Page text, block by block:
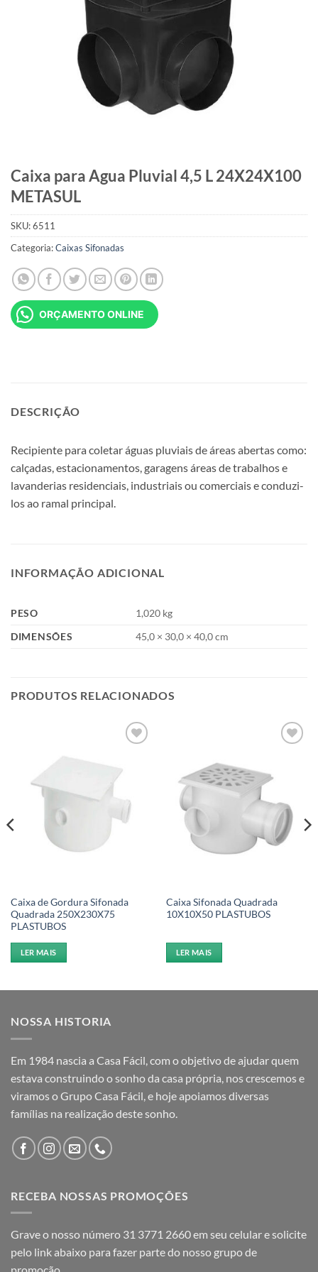
Caixa para Agua Pluvial 4,5 L 24X24X100
METASUL
SKU:6511
Categoria:Caixas Sifonadas
ORÇAMENTO ONLINE
DESCRIÇÃO
Recipiente para coletar águas pluviais de áreas abertas como:
calçadas, estacionamentos, garagens áreas de trabalhos e
lavanderias residenciais, industriais ou comerciais e conduzi-
los ao ramal principal.
INFORMAÇÃO ADICIONAL
PESO
1,020 kg
DIMENSÕES
45,0 × 30,0 × 40,0 cm
PRODUTOS RELACIONADOS
Caixa de Gordura Sifonada
Quadrada 250X230X75
PLASTUBOS
LER MAIS
Caixa Sifonada Quadrada
10X10X50 PLASTUBOS
LER MAIS
NOSSA HISTORIA
Em 1984 nascia a Casa Fácil, com o objetivo de ajudar quem
estava construindo o sonho da casa própria, nos crescemos e
viramos o Grupo Casa Fácil, e hoje apoiamos diversas
famílias na realização deste sonho.
RECEBA NOSSAS PROMOÇÕES
Grave o nosso número 31 3771 2660 em seu celular e solicite
pelo link abaixo para fazer parte do nosso grupo de